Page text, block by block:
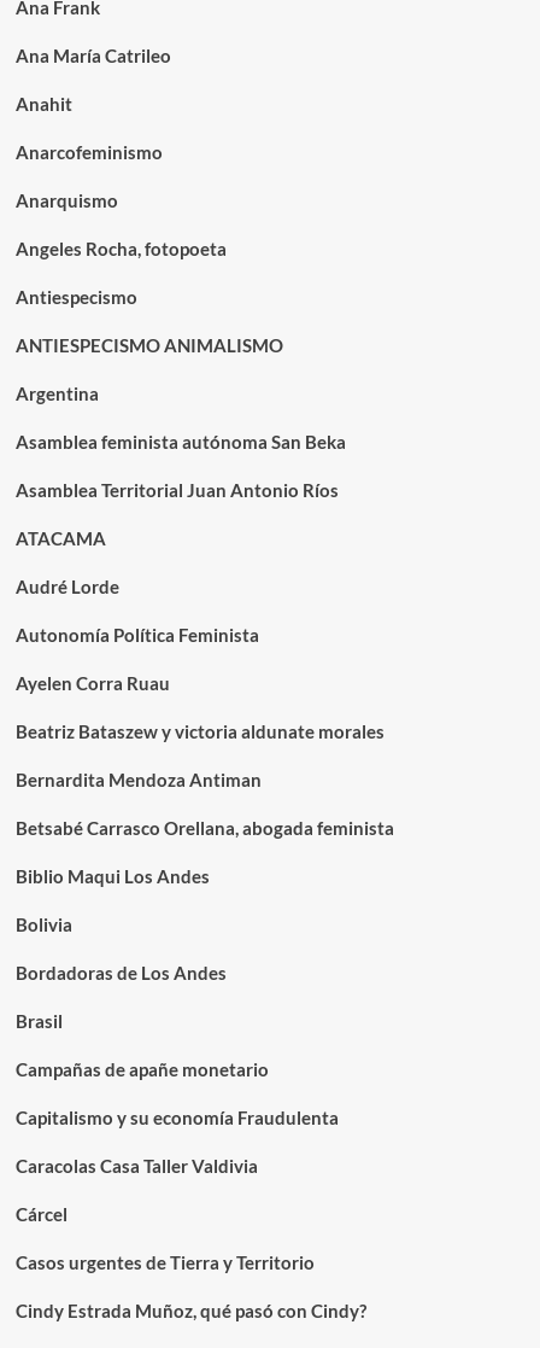
Ana Frank
Ana María Catrileo
Anahit
Anarcofeminismo
Anarquismo
Angeles Rocha, fotopoeta
Antiespecismo
ANTIESPECISMO ANIMALISMO
Argentina
Asamblea feminista autónoma San Beka
Asamblea Territorial Juan Antonio Ríos
ATACAMA
Audré Lorde
Autonomía Política Feminista
Ayelen Corra Ruau
Beatriz Bataszew y victoria aldunate morales
Bernardita Mendoza Antiman
Betsabé Carrasco Orellana, abogada feminista
Biblio Maqui Los Andes
Bolivia
Bordadoras de Los Andes
Brasil
Campañas de apañe monetario
Capitalismo y su economía Fraudulenta
Caracolas Casa Taller Valdivia
Cárcel
Casos urgentes de Tierra y Territorio
Cindy Estrada Muñoz, qué pasó con Cindy?